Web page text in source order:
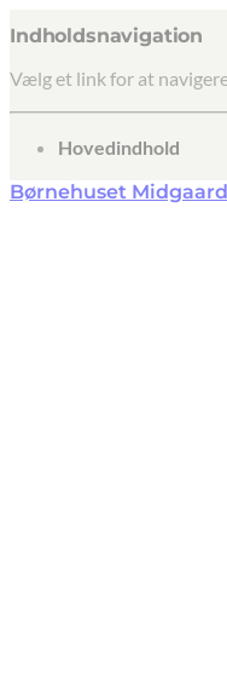
Indholdsnavigation
Vælg et link for at
gå til
Hovedindhold
Børnehuset Midgaard